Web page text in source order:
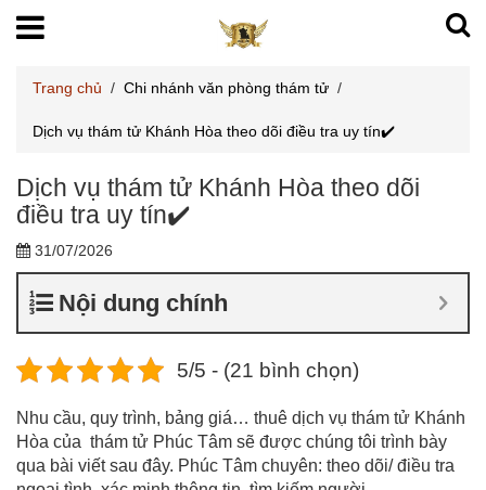
Trang chủ / Chi nhánh văn phòng thám tử /
Dịch vụ thám tử Khánh Hòa theo dõi điều tra uy tín✔️
Dịch vụ thám tử Khánh Hòa theo dõi
điều tra uy tín✔️
31/07/2026
Nội dung chính
5/5 - (21 bình chọn)
Nhu cầu, quy trình, bảng giá… thuê dịch vụ thám tử Khánh
Hòa của thám tử Phúc Tâm sẽ được chúng tôi trình bày
qua bài viết sau đây. Phúc Tâm chuyên: theo dõi/ điều tra